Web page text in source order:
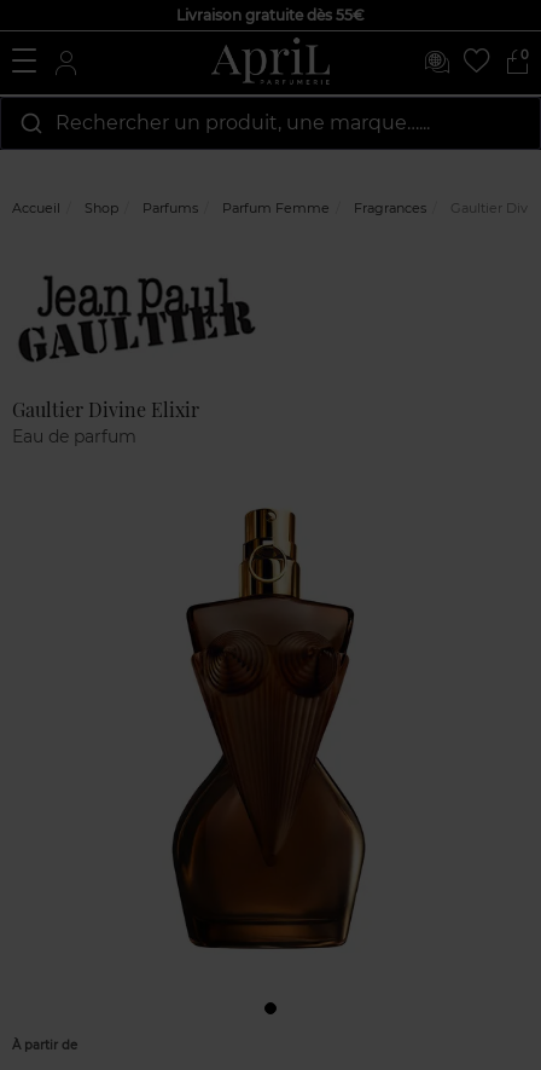
Livraison gratuite dès 55€
0
Rechercher un produit, une marque…...
Accueil Shop Parfums Parfum Femme Fragrances Gaultier
Gaultier Divine Elixir
Eau de parfum
À partir de